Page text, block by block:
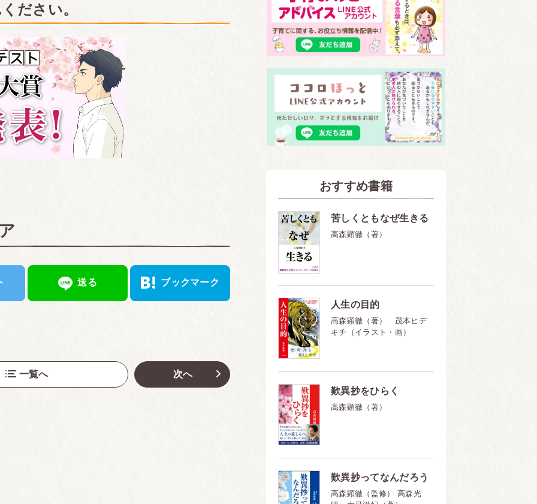
ださい。
送る ブックマーク
一覧へ 次へ
おすすめ書籍
苦しくともなぜ生きる
高森顕徹（著）
人生の目的
高森顕徹（著） 茂本ヒデ
キチ（イラスト・画）
歎異抄をひらく
高森顕徹（著）
歎異抄ってなんだろう
高森顕徹（監修） 高森光